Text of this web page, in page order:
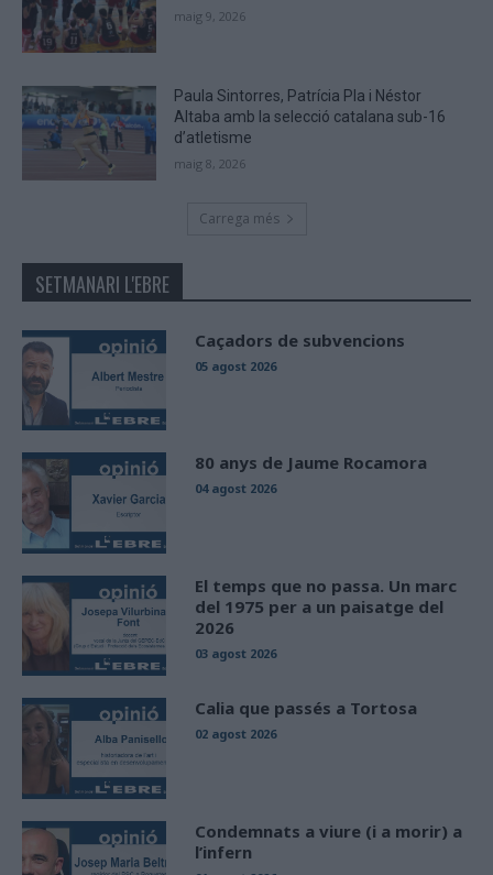
maig 9, 2026
Paula Sintorres, Patrícia Pla i Néstor
Altaba amb la selecció catalana sub-16
d’atletisme
maig 8, 2026
Carrega més
SETMANARI L'EBRE
Caçadors de subvencions
05 agost 2026
80 anys de Jaume Rocamora
04 agost 2026
El temps que no passa. Un marc
del 1975 per a un paisatge del
2026
03 agost 2026
Calia que passés a Tortosa
02 agost 2026
Condemnats a viure (i a morir) a
l’infern